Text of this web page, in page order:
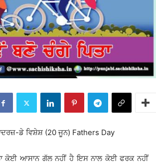
ਡੇ ਵਿਸ਼ੇਸ਼ (20 ਜੂਨ) Fathers Day
ਕੋਈ ਆਸਾਨ ਗੱਲ ਨਹੀਂ ਹੈ ਇਸ ਨਾਲ ਕੋਈ ਫਰਕ ਨਹੀਂ